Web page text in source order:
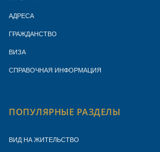
АДРЕСА
ГРАЖДАНСТВО
ВИЗА
СПРАВОЧНАЯ ИНФОРМАЦИЯ
ПОПУЛЯРНЫЕ РАЗДЕЛЫ
ВИД НА ЖИТЕЛЬСТВО